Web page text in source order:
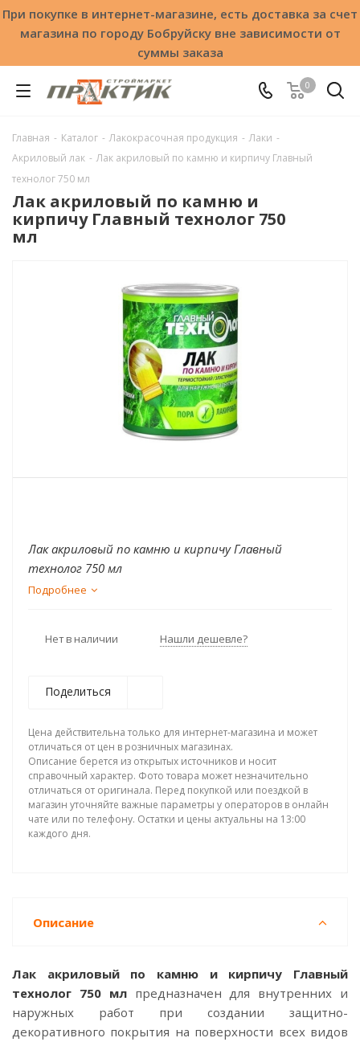
При покупке в интернет-магазине, есть доставка за счет
магазина по городу Бобруйску вне зависимости от
суммы заказа
0
Главная - Каталог - Лакокрасочная продукция - Лаки -
Акриловый лак - Лак акриловый по камню и кирпичу Главный
технолог 750 мл
Лак акриловый по камню и
кирпичу Главный технолог 750
мл
Лак акриловый по камню и кирпичу Главный
технолог 750 мл
Подробнее
Нет в наличии Нашли дешевле?
Поделиться
Цена действительна только для интернет-магазина и может
отличаться от цен в розничных магазинах.
Описание берется из открытых источников и носит
справочный характер. Фото товара может незначительно
отличаться от оригинала. Перед покупкой или поездкой в
магазин уточняйте важные параметры у операторов в онлайн
чате или по телефону. Остатки и цены актуальны на 13:00
каждого дня.
Описание
Лак акриловый по камню и кирпичу Главный
технолог 750 млпредназначен для внутренних и
наружных работ при создании защитно-
декоративного покрытия на поверхности всех видов